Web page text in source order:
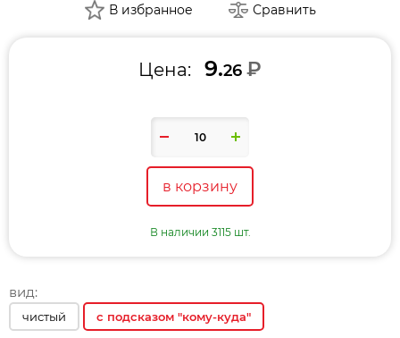
вид:
чистый с подсказом "кому-куда"
В избранное Сравнить
Цена: 9.26 ₽
в корзину
В наличии 3115 шт.